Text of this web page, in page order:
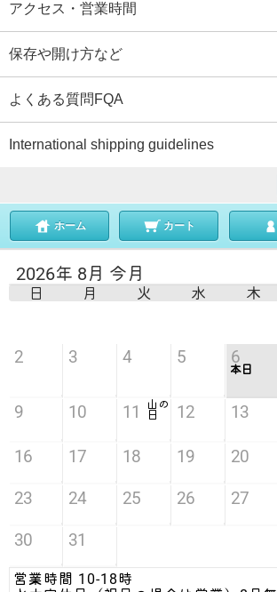
アクセス・営業時間
保存や開け方など
よくある質問FQA
International shipping guidelines
ホーム カート